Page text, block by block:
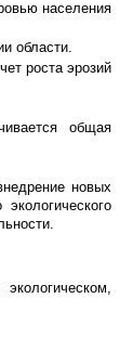
населения
области.
роста эрозий
общая
новых